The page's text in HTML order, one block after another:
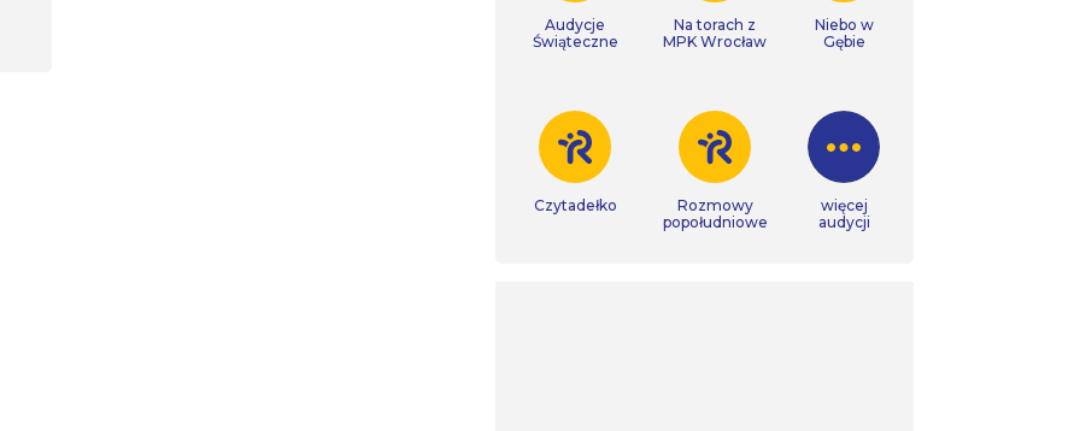
Audycje
Świąteczne
Na torach z
MPK Wrocław
Niebo w
Gębie
Czytadełko
Rozmowy
popołudniowe
więcej
audycji